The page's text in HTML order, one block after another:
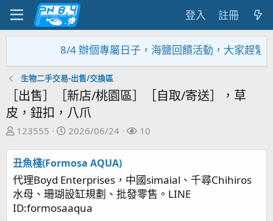
登入 註冊
個專屬日子，海鹽回饋活動，大家趕緊來參加~~~~~
生物二手交易-出售/交換區
［出售］［新店/桃園區］［自取/寄送］，草
皮，鈕扣，八爪
主
發
起
人
123555
開
期
2026/06/24
關
10
丑魚棧(Formosa AQUA)
代理Boyd Enterprises，中國simaial、千尋Chihiros
水母、珊瑚設缸規劃、批發零售。LINE
ID:formosaaqua